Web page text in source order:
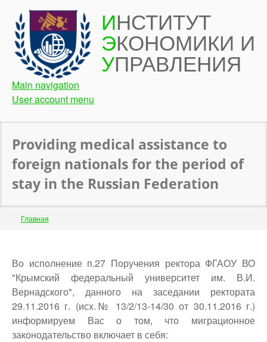
Перейти
основному
содержанию
ИНСТИТУТ
ЭКОНОМИКИ И
УПРАВЛЕНИЯ
Main navigation
User account menu
Providing medical assistance to
foreign nationals for the period of
stay in the Russian Federation
Строка
Главная
to
top
Во исполнение п.27 Поручения ректора ФГАОУ ВО
"Крымский федеральный университет им. В.И.
Вернадского", данного на заседании ректората
29.11.2016 г. (исх.№ 13/2/13-14/30 от 30.11.2016 г.)
информируем Вас о том, что миграционное
законодательство включает в себя: